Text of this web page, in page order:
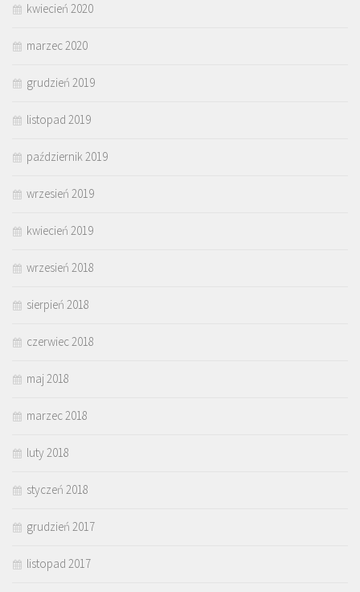
kwiecień 2020
marzec 2020
grudzień 2019
listopad 2019
październik 2019
wrzesień 2019
kwiecień 2019
wrzesień 2018
sierpień 2018
czerwiec 2018
maj 2018
marzec 2018
luty 2018
styczeń 2018
grudzień 2017
listopad 2017